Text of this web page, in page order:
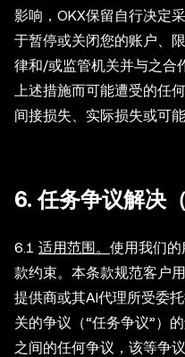
影响，OKX保留自行决定
于暂停或关闭您的账户、
律和/或监管机关并与之合
上述措施而可能遭受的任
间接损失、实际损失或可
6. 任务争议解决
6.1 适用范围。 使用我们
款约束。本条款规范客户
提供商或其AI代理所受委
关的争议（“任务争议”）
之间的任何争议，该等争